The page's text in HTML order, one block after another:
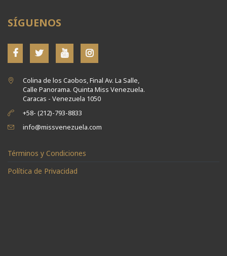
SÍGUENOS
Colina de los Caobos, Final Av. La Salle,
Calle Panorama. Quinta Miss Venezuela.
Caracas - Venezuela 1050
+58- (212)-793-8833
info@missvenezuela.com
Términos y Condiciones
Política de Privacidad